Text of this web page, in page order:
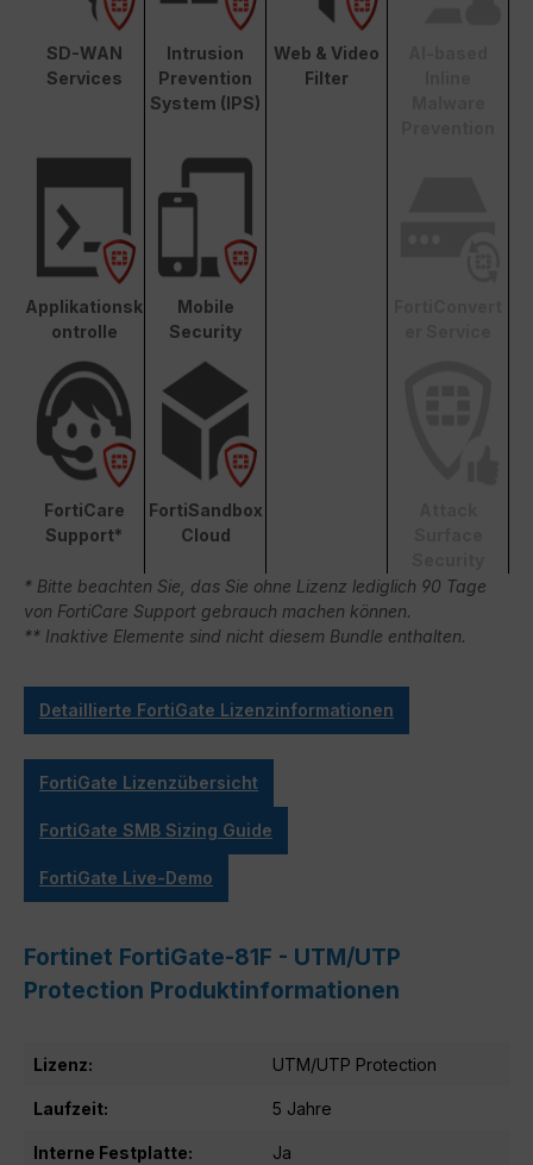
SD-WAN
Services
Intrusion
Prevention
System (IPS)
Web & Video
Filter
Applikationsk
ontrolle
Mobile
Security
FortiCare
Support*
FortiSandbox
Cloud
* Bitte beachten Sie, das Sie ohne Lizenz lediglich 90 Tage
von FortiCare Support gebrauch machen können.
** Inaktive Elemente sind nicht diesem Bundle enthalten.
Detaillierte FortiGate Lizenzinformationen
FortiGate Lizenzübersicht
FortiGate SMB Sizing Guide
FortiGate Live-Demo
Fortinet FortiGate-81F - UTM/UTP
Protection Produktinformationen
Lizenz: UTM/UTP Protection
Laufzeit: 5 Jahre
Interne Festplatte: Ja